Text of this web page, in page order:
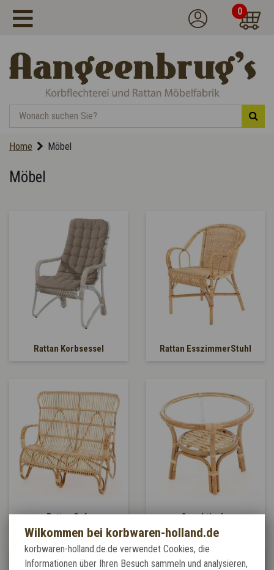
0
Home Möbel
Möbel
Rattan Korbsessel Rattan EsszimmerStuhl
Rattan Sofa Couchtische
Fussbänke / Hocker
Wilkommen bei korbwaren-holland.de
korbwaren-holland.de.de verwendet Cookies, die
Informationen über Ihren Besuch sammeln und analysieren,